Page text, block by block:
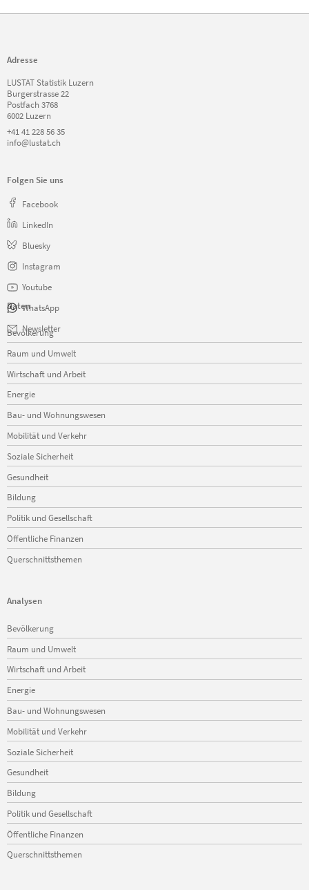
Adresse
LUSTAT Statistik Luzern
Burgerstrasse 22
Postfach 3768
6002 Luzern
+41 41 228 56 35
info@lustat.ch
Folgen Sie uns
Facebook
LinkedIn
Bluesky
Instagram
Youtube
WhatsApp
Newsletter
Daten
Navigation
überspringen
Bevölkerung
Raum und Umwelt
Wirtschaft und Arbeit
Energie
Bau- und Wohnungswesen
Mobilität und Verkehr
Soziale Sicherheit
Gesundheit
Bildung
Politik und Gesellschaft
Öffentliche Finanzen
Querschnittsthemen
Analysen
Navigation
überspringen
Bevölkerung
Raum und Umwelt
Wirtschaft und Arbeit
Energie
Bau- und Wohnungswesen
Mobilität und Verkehr
Soziale Sicherheit
Gesundheit
Bildung
Politik und Gesellschaft
Öffentliche Finanzen
Querschnittsthemen